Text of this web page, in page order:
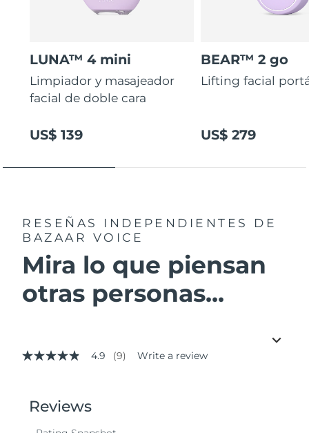
LUNA™ 4 mini
Limpiador y masajeador
facial de doble cara
US$ 139
BEAR™ 2 go
Lifting facial
US$ 279
RESEÑAS INDEPENDIENTES
DE
BAZAAR VOICE
Mira lo que piensan
otras personas...
4.9
stars,
rating
4.9 (9) Write a review